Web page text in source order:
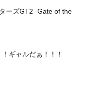
ーズGT2 -Gate of the
ギャルだぁ！！！